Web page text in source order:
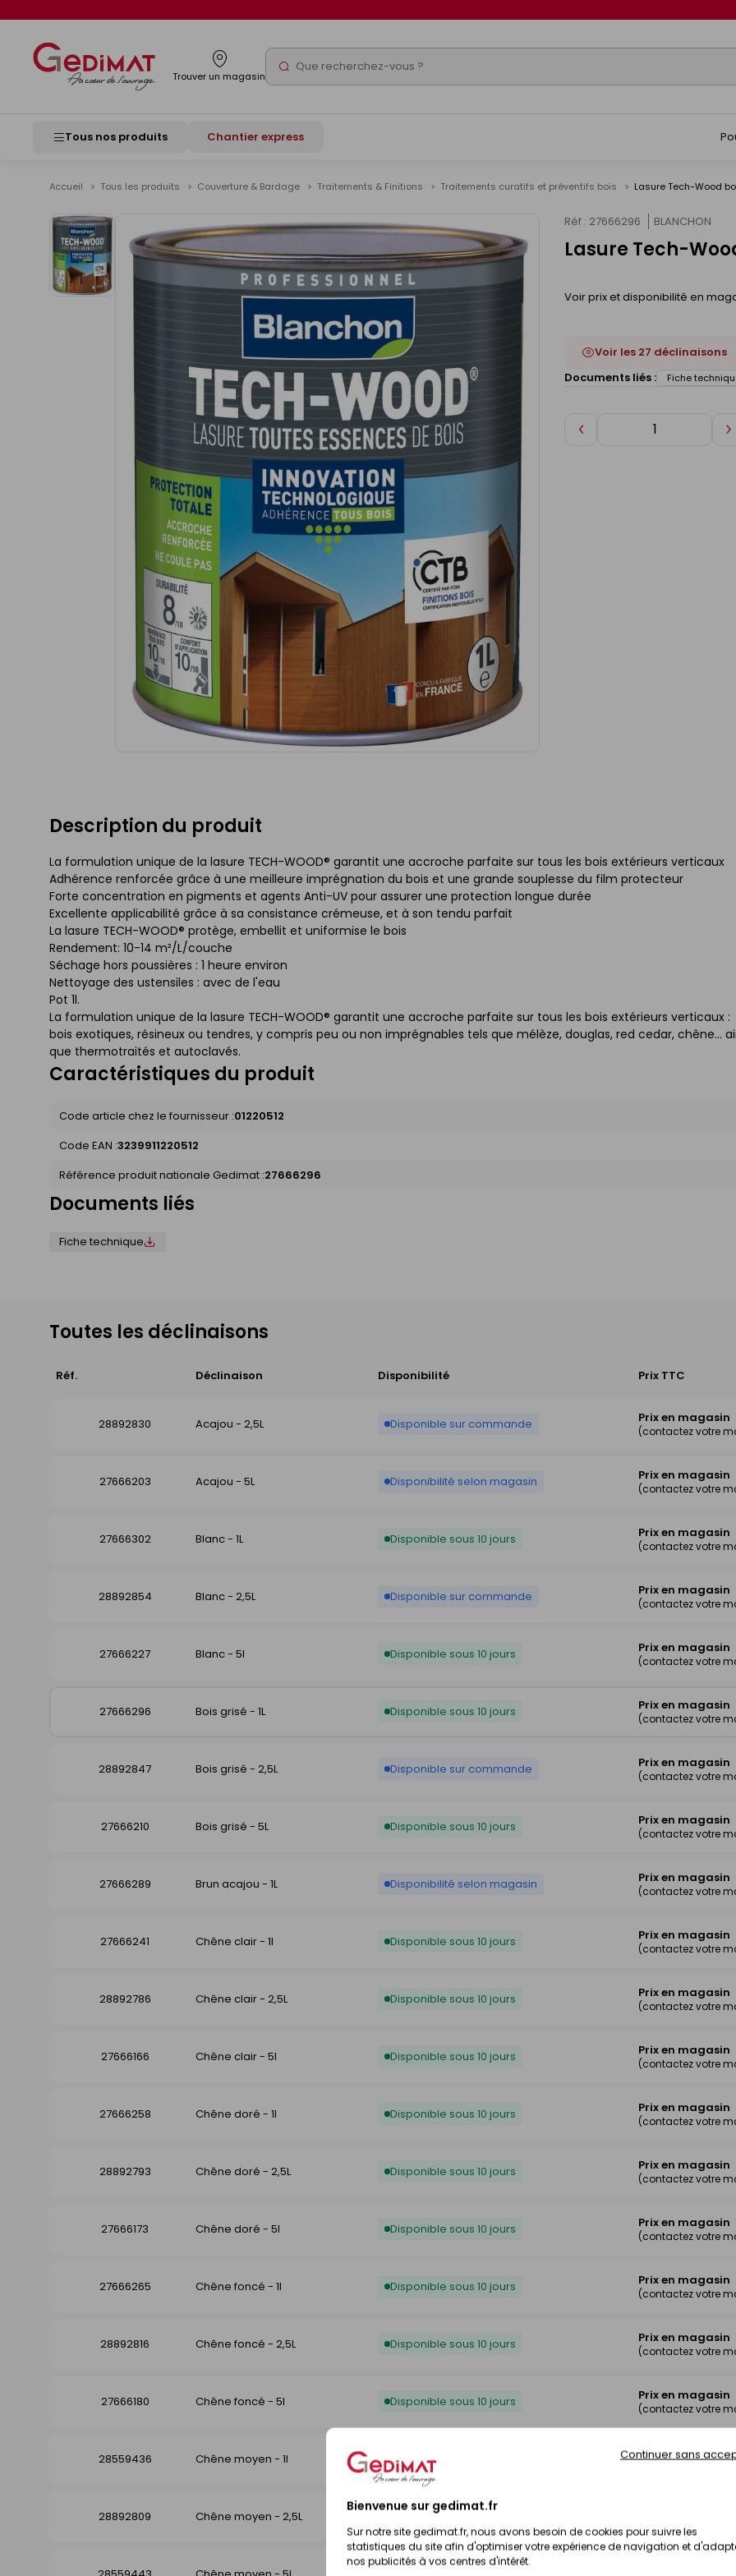
Bienvenue sur gedimat.fr
Sur notre site gedimat.fr, nous avons besoin de cookies pour suivre les
statistiques du site afin d'optimiser votre expérience de navigation et
nos publicités à vos centres d'intérêt.
Continuer sans
Trouver un magasin Rechercher
Tous nos produits Chantier express
Accueil Tous les produits Couverture & Bardage Traitements & Finitions Traitements curatifs et préventifs bois Lasure Tech-Wood
images
Réf : 27666296 BLANCHON
Lasure Tech-
Voir prix et disponibilité en
Voir les 27 déclinaisons
Documents liés :
Fiche
Diminuer
Description du produit
La formulation unique de la lasure TECH-WOOD® garantit une accroche parfaite sur tous les bois extérieurs verticaux
Adhérence renforcée grâce à une meilleure imprégnation du bois et une grande souplesse du film protecteur
Forte concentration en pigments et agents Anti-UV pour assurer une protection longue durée
Excellente applicabilité grâce à sa consistance crémeuse, et à son tendu parfait
La lasure TECH-WOOD® protège, embellit et uniformise le bois
Rendement: 10-14 m²/L/couche
Séchage hors poussières : 1 heure environ
Nettoyage des ustensiles : avec de l'eau
Pot 1l.
La formulation unique de la lasure TECH-WOOD® garantit une accroche parfaite sur tous les bois extérieurs verticaux :
bois exotiques, résineux ou tendres, y compris peu ou non imprégnables tels que mélèze, douglas, red cedar, chêne...
que thermotraités et autoclavés.
Caractéristiques du produit
Code article chez le fournisseur :01220512
Code EAN :3239911220512
Référence produit nationale Gedimat :27666296
Documents liés
Fiche technique
Toutes les déclinaisons
Réf. Déclinaison Disponibilité Prix TTC
28892830 Acajou - 2,5L Disponible sur commande Prix en magasin
(contactez votre
27666203 Acajou - 5L Disponibilité selon magasin Prix en magasin
(contactez votre
27666302 Blanc - 1L Disponible sous 10 jours Prix en magasin
(contactez votre
28892854 Blanc - 2,5L Disponible sur commande Prix en magasin
(contactez votre
27666227 Blanc - 5l Disponible sous 10 jours Prix en magasin
(contactez votre
27666296 Bois grisé - 1L Disponible sous 10 jours Prix en magasin
(contactez votre
28892847 Bois grisé - 2,5L Disponible sur commande Prix en magasin
(contactez votre
27666210 Bois grisé - 5L Disponible sous 10 jours Prix en magasin
(contactez votre
27666289 Brun acajou - 1L Disponibilité selon magasin Prix en magasin
(contactez votre
27666241 Chêne clair - 1l Disponible sous 10 jours Prix en magasin
(contactez votre
28892786 Chêne clair - 2,5L Disponible sous 10 jours Prix en magasin
(contactez votre
27666166 Chêne clair - 5l Disponible sous 10 jours Prix en magasin
(contactez votre
27666258 Chêne doré - 1l Disponible sous 10 jours Prix en magasin
(contactez votre
28892793 Chêne doré - 2,5L Disponible sous 10 jours Prix en magasin
(contactez votre
27666173 Chêne doré - 5l Disponible sous 10 jours Prix en magasin
(contactez votre
27666265 Chêne foncé - 1l Disponible sous 10 jours Prix en magasin
(contactez votre
28892816 Chêne foncé - 2,5L Disponible sous 10 jours Prix en magasin
(contactez votre
27666180 Chêne foncé - 5l Disponible sous 10 jours Prix en magasin
(contactez votre
28559436 Chêne moyen - 1l Disponible sous 10 jours Prix en magasin
28892809 Chêne moyen - 2,5L Disponible sous 10 jours